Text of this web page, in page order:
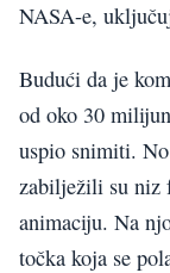
NASA-e,
Budući da je
od oko 30
uspio snimiti.
zabilježili su niz
animaciju. Na
točka koja se